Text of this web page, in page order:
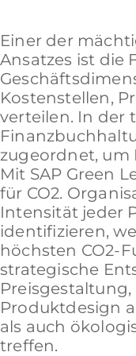
Einer der
Ansatzes ist die
Kostenstellen,
verteilen. In der
zugeordnet, um
Mit SAP Green
für CO2.
Intensität jeder
identifizieren,
höchsten CO2-
strategische
Produktdesign
als auch
treffen.